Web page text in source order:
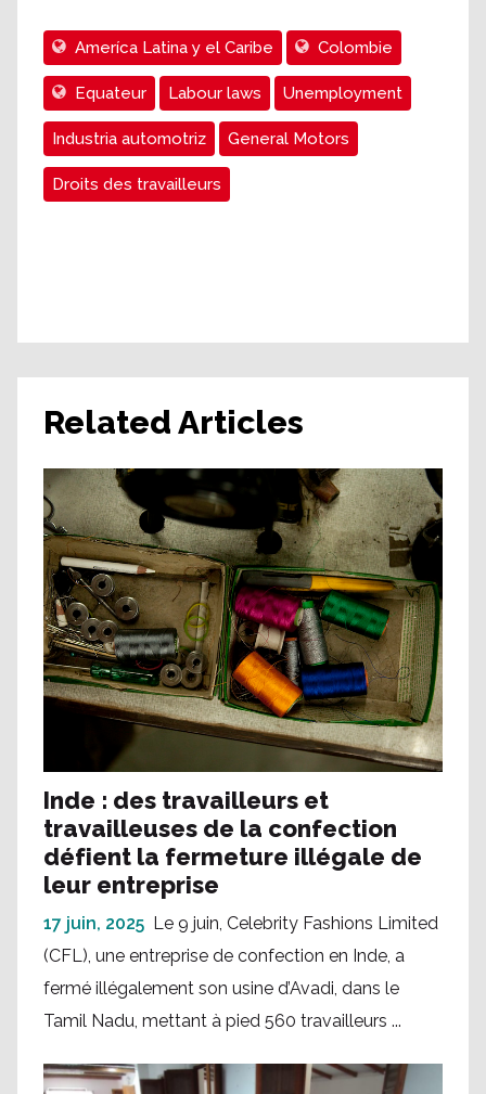
Ameríca Latina y el Caribe Colombie
Equateur Labour laws Unemployment
Industria automotriz General Motors
Droits des travailleurs
Related Articles
Inde : des travailleurs et
travailleuses de la confection
défient la fermeture illégale de
leur entreprise
17 juin, 2025 Le 9 juin, Celebrity Fashions Limited
(CFL), une entreprise de confection en Inde, a
fermé illégalement son usine d’Avadi, dans le
Tamil Nadu, mettant à pied 560 travailleurs ...